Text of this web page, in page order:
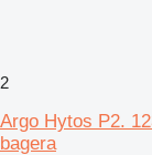
2
Argo Hytos P2.
bagera